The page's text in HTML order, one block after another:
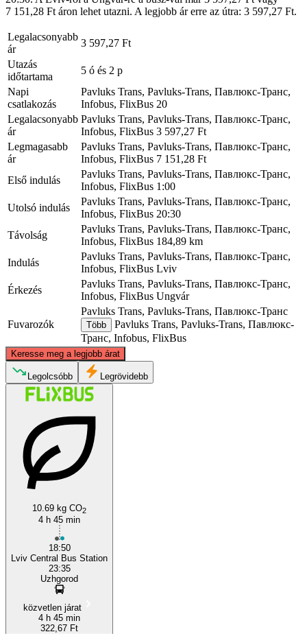
7 151,28 Ft áron lehet utazni. A legjobb ár erre az útra: 3 597,27 Ft.
Legalacsonyabb
ár
3 597,27 Ft
Utazás
időtartama
5 ó és 2 p
Napi
csatlakozás
Pavluks Trans, Pavluks-Trans, Павлюкс-Транс,
Infobus, FlixBus 20
Legalacsonyabb
ár
Pavluks Trans, Pavluks-Trans, Павлюкс-Транс,
Infobus, FlixBus 3 597,27 Ft
Legmagasabb
ár
Pavluks Trans, Pavluks-Trans, Павлюкс-Транс,
Infobus, FlixBus 7 151,28 Ft
Első indulás
Pavluks Trans, Pavluks-Trans, Павлюкс-Транс,
Infobus, FlixBus 1:00
Utolsó indulás
Pavluks Trans, Pavluks-Trans, Павлюкс-Транс,
Infobus, FlixBus 20:30
Távolság
Pavluks Trans, Pavluks-Trans, Павлюкс-Транс,
Infobus, FlixBus 184,89 km
Indulás
Pavluks Trans, Pavluks-Trans, Павлюкс-Транс,
Infobus, FlixBus Lviv
Érkezés
Pavluks Trans, Pavluks-Trans, Павлюкс-Транс,
Infobus, FlixBus Ungvár
Fuvarozók
Pavluks Trans, Pavluks-Trans, Павлюкс-Транс
Több
Pavluks Trans, Pavluks-Trans, Павлюкс-
Транс, Infobus, FlixBus
Keresse meg a legjobb árat
Uzhhorod
©CARTO
Legolcsóbb Legrövidebb
10.69 kg CO2
4 h 45 min
18:50
Lviv Central Bus Station
23:35
Uzhgorod
közvetlen járat
4 h 45 min
322,67 Ft